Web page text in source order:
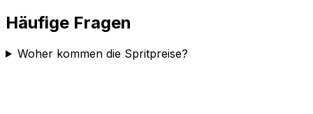
Häufige Fragen
Woher kommen die Spritpreise?